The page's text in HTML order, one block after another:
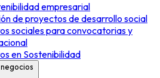
empresarial
de proyectos de desarrollo social
sociales para convocatorias y
en Sostenibilidad